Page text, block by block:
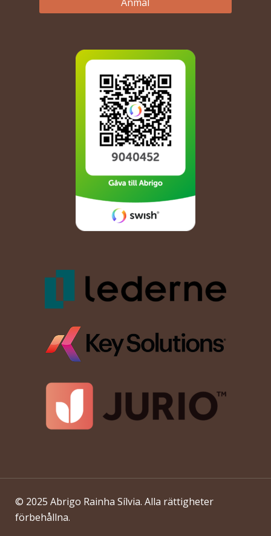
© 2025 Abrigo Rainha Sílvia. Alla rättigheter
förbehållna.